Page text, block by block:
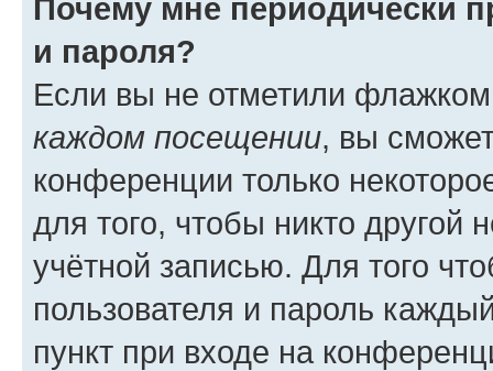
Почему мне периодически
и пароля?
Если вы не отметили
каждом посещении, вы
конференции только
для того, чтобы никто другой
учётной записью. Для того
пользователя и пароль
пункт при входе на